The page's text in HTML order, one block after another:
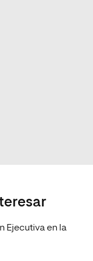
Ejecutiva en la